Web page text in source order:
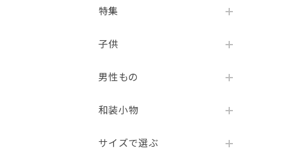
特集
子供
男性もの
和装小物
サイズで選ぶ